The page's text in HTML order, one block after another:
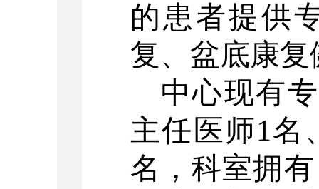
的患者提供
复、盆底康
中心现有
主任医师1名
名，科室拥